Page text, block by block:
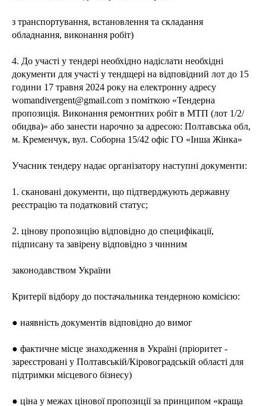
з транспортування, встановлення та складання
обладнання, виконання робіт)
4. До участі у тендері необхідно надіслати необхідні
документи для участі у тендщері на відповідний лот до 15
години 17 травня 2024 року на електронну адресу
womandivergent@gmail.com з поміткою «Тендерна
пропозиція. Виконання ремонтних робіт в МТП (лот 1/2/
обидва)» або занести нарочно за адресою: Полтавська обл,
м. Кременчук, вул. Соборна 15/42 офіс ГО «Інша Жінка»
Учасник тендеру надає організатору наступні документи:
1. скановані документи, що підтверджують державну
реєстрацію та податковий статус;
2. цінову пропозицію відповідно до специфікації,
підписану та завірену відповідно з чинним
законодавством України
Критерії відбору до постачальника тендерною комісією:
● наявність документів відповідно до вимог
● фактичне місце знаходження в Україні (пріоритет -
зареєстровані у Полтавській/Кіровоградській області для
підтримки місцевого бізнесу)
● ціна у межах цінової пропозиції за принципом «краща